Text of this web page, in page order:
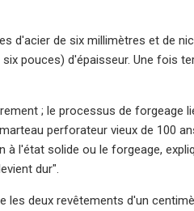
d'acier de six millimètres et de
pouces) d'épaisseur. Une fois
; le processus de forgeage
perforateur vieux de 100
l'état solide ou le forgeage,
dur".
deux revêtements d'un